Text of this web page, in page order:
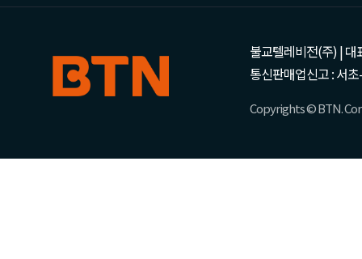
불교텔레비전(주) | 대
통신판매업신고 : 서
Copyrights © BTN.